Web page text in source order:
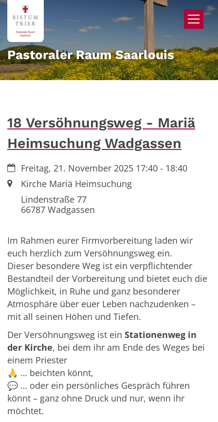
Zum Inhalt springen
Pastoraler Raum Saarlouis
18 Versöhnungsweg - Mariä
Heimsuchung Wadgassen
Datum:Freitag, 21. November 2025 17:40 - 18:40
Ort:Kirche Mariä Heimsuchung
Lindenstraße 77
66787Wadgassen
Im Rahmen eurer Firmvorbereitung laden wir
euch herzlich zum Versöhnungsweg ein.
Dieser besondere Weg ist ein verpflichtender
Bestandteil der Vorbereitung und bietet euch die
Möglichkeit, in Ruhe und ganz besonderer
Atmosphäre über euer Leben nachzudenken –
mit all seinen Höhen und Tiefen.
Der Versöhnungsweg ist ein Stationenweg in
der Kirche, bei dem ihr am Ende des Weges bei
einem Priester
🙏 … beichten könnt,
💬 … oder ein persönliches Gespräch führen
könnt – ganz ohne Druck und nur, wenn ihr
möchtet.